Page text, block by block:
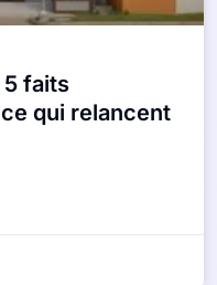
5 faits
qui relancent